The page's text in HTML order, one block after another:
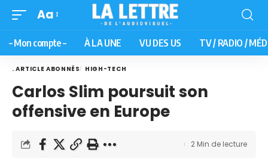
Aa
– Mon compte – À LA UNE VU DES US TV / RADIO /
. ARTICLE ABONNÉS HIGH-TECH
Carlos Slim poursuit son
offensive en Europe
2 Min de lecture